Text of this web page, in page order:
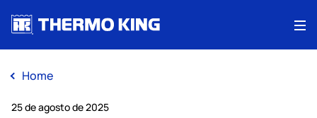
Home
25 de agosto de 2025